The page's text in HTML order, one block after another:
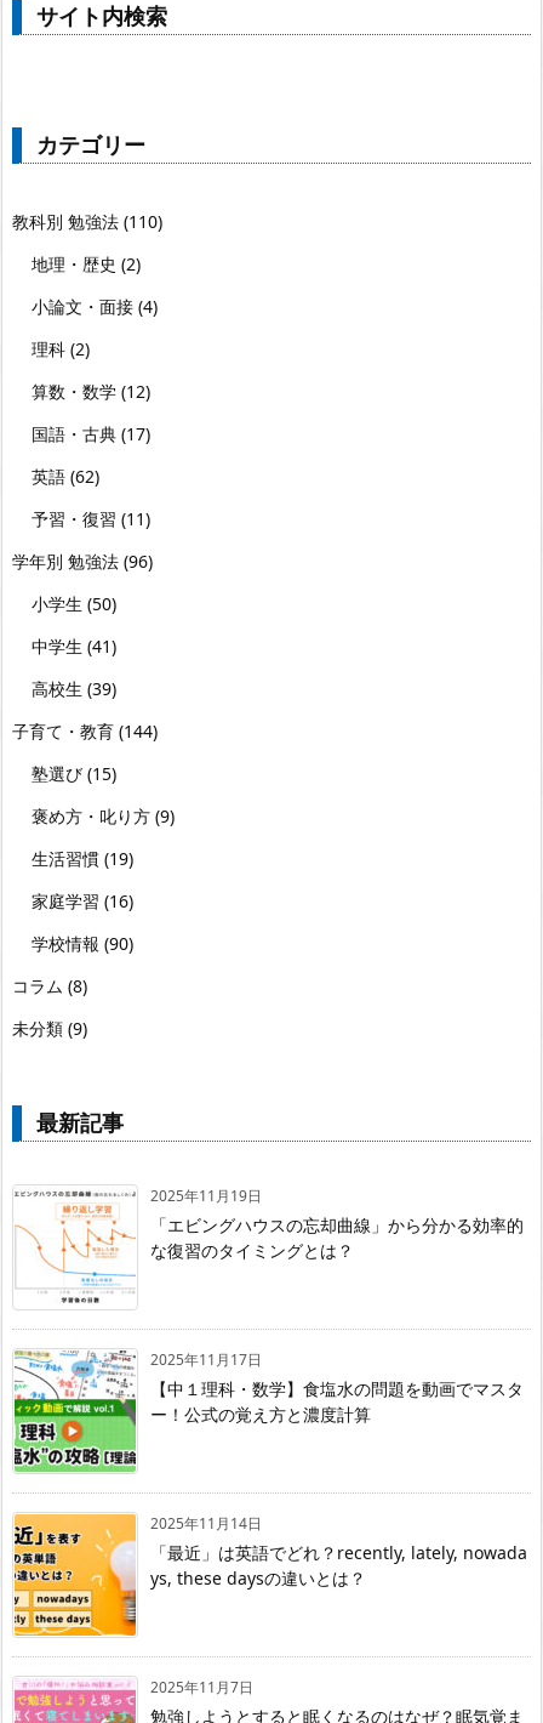
サイト内検索
カテゴリー
教科別 勉強法 (110)
地理・歴史 (2)
小論文・面接 (4)
理科 (2)
算数・数学 (12)
国語・古典 (17)
英語 (62)
予習・復習 (11)
学年別 勉強法 (96)
小学生 (50)
中学生 (41)
高校生 (39)
子育て・教育 (144)
塾選び (15)
褒め方・叱り方 (9)
生活習慣 (19)
家庭学習 (16)
学校情報 (90)
コラム (8)
未分類 (9)
最新記事
2025年11月19日
「エビングハウスの忘却曲線」から分かる効率的
な復習のタイミングとは？
2025年11月17日
【中１理科・数学】食塩水の問題を動画でマスタ
ー！公式の覚え方と濃度計算
2025年11月14日
「最近」は英語でどれ？recently, lately, nowada
ys, these daysの違いとは？
2025年11月7日
勉強しようとすると眠くなるのはなぜ？眠気覚ま